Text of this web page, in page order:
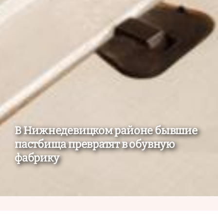
В Нижнедевицком районе бывшие
пастбища превратят в обувную
фабрику